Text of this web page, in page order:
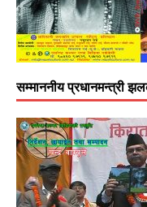
सम्माननीय प्रधानमन्त्री